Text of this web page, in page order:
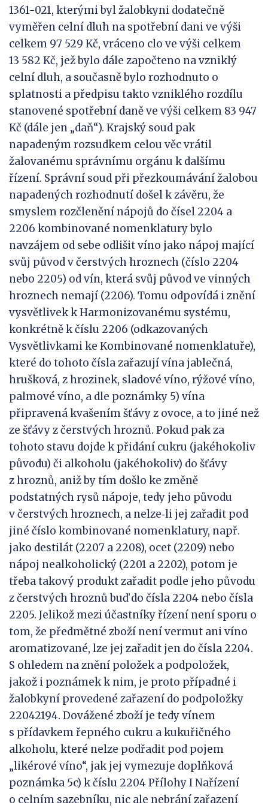
1361-021, kterými byl žalobkyni dodatečně
vyměřen celní dluh na spotřební dani ve výši
celkem 97 529 Kč, vráceno clo ve výši celkem
13 582 Kč, jež bylo dále započteno na vzniklý
celní dluh, a současně bylo rozhodnuto o
splatnosti a předpisu takto vzniklého rozdílu
stanovené spotřební daně ve výši celkem 83 947
Kč (dále jen „daň“). Krajský soud pak
napadeným rozsudkem celou věc vrátil
žalovanému správnímu orgánu k dalšímu
řízení. Správní soud při přezkoumávání žalobou
napadených rozhodnutí došel k závěru, že
smyslem rozčlenění nápojů do čísel 2204 a
2206 kombinované nomenklatury bylo
navzájem od sebe odlišit víno jako nápoj mající
svůj původ v čerstvých hroznech (číslo 2204
nebo 2205) od vín, která svůj původ ve vinných
hroznech nemají (2206). Tomu odpovídá i znění
vysvětlivek k Harmonizovanému systému,
konkrétně k číslu 2206 (odkazovaných
Vysvětlivkami ke Kombinované nomenklatuře),
které do tohoto čísla zařazují vína jablečná,
hrušková, z hrozinek, sladové víno, rýžové víno,
palmové víno, a dle poznámky 5) vína
připravená kvašením šťávy z ovoce, a to jiné než
ze šťávy z čerstvých hroznů. Pokud pak za
tohoto stavu dojde k přidání cukru (jakéhokoliv
původu) či alkoholu (jakéhokoliv) do šťávy
z hroznů, aniž by tím došlo ke změně
podstatných rysů nápoje, tedy jeho původu
v čerstvých hroznech, a nelze‑li jej zařadit pod
jiné číslo kombinované nomenklatury, např.
jako destilát (2207 a 2208), ocet (2209) nebo
nápoj nealkoholický (2201 a 2202), potom je
třeba takový produkt zařadit podle jeho původu
z čerstvých hroznů buď do čísla 2204 nebo čísla
2205. Jelikož mezi účastníky řízení není sporu o
tom, že předmětné zboží není vermut ani víno
aromatizované, lze jej zařadit jen do čísla 2204.
S ohledem na znění položek a podpoložek,
jakož i poznámek k nim, je proto případné i
žalobkyní provedené zařazení do podpoložky
22042194. Dovážené zboží je tedy vínem
s přídavkem řepného cukru a kukuřičného
alkoholu, které nelze podřadit pod pojem
„likérové víno“, jak jej vymezuje doplňková
poznámka 5c) k číslu 2204 Přílohy I Nařízení
o celním sazebníku, nic ale nebrání zařazení